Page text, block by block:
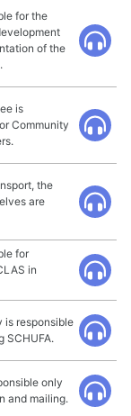
for the
of the
is
Community
the
are
for
in
is responsible
SCHUFA.
only
and mailing.